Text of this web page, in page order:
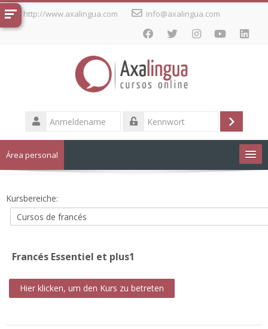
Zum
Hauptinhalt
http://www.axalingua.com info@axalingua.com
Anmeldename
Login
Área personal
Deutsch ‎(de_old)‎
Kursbereiche:
Francés Essentiel et plus1
Hier klicken, um den Kurs zu betreten